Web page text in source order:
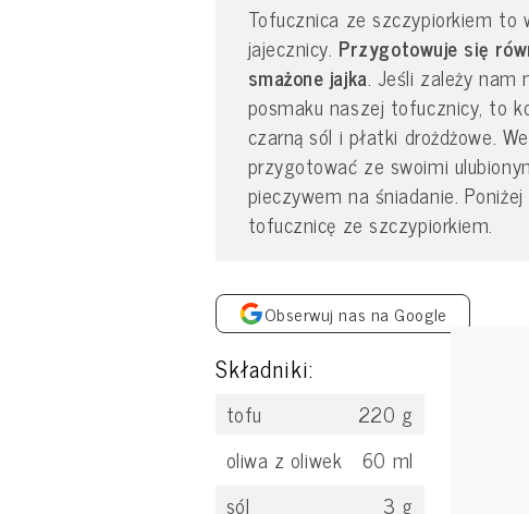
Tofucznica ze szczypiorkiem to
jajecznicy. Przygotowuje się
smażone jajka. Jeśli zależy nam
posmaku naszej tofucznicy, to
czarną sól i płatki drożdżowe.
przygotować ze swoimi
pieczywem na śniadanie.
tofucznicę ze szczypiorkiem.
Obserwuj nas na Google
Składniki:
tofu 220 g
oliwa z oliwek
60 ml
sól
3 g